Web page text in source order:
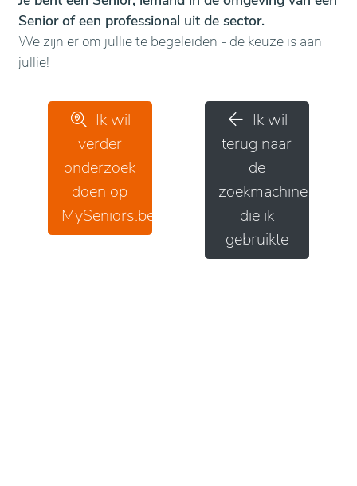
Senior of een professional uit de sector.
We zijn er om jullie te begeleiden - de keuze is aan
jullie!
Ik wil
verder
onderzoek
doen op
MySeniors.be
Ik wil
terug naar
de
zoekmachine
die ik
gebruikte